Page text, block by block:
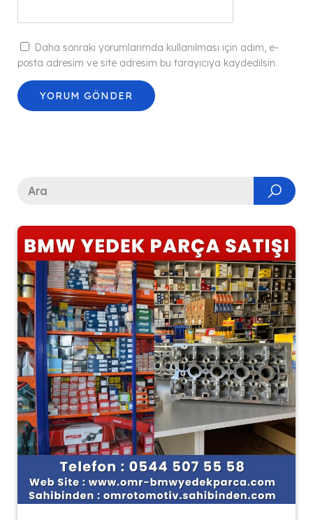
Daha sonraki yorumlarımda kullanılması için adım, e-
posta adresim ve site adresim bu tarayıcıya kaydedilsin.